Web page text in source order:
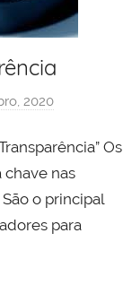
2020
r
I
n
Os
chave nas
o principal
para